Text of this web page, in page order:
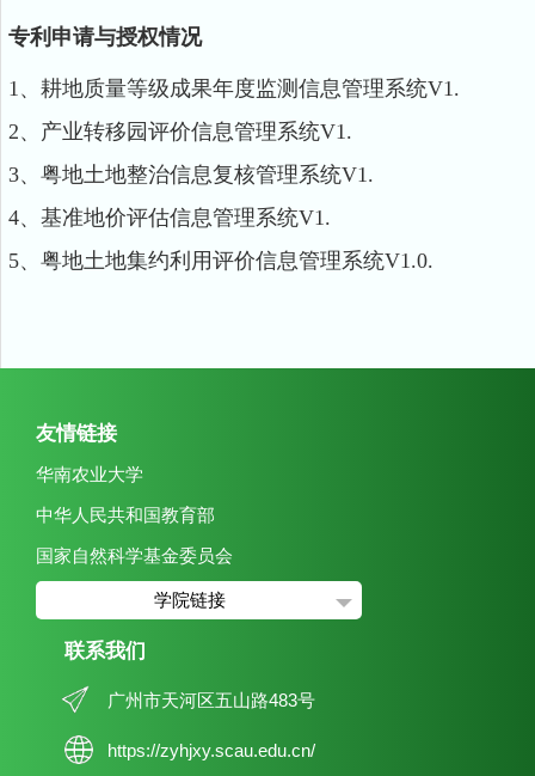
专利申请与授权情况
1、耕地质量等级成果年度监测信息管理系统V1.
2、产业转移园评价信息管理系统V1.
3、粤地土地整治信息复核管理系统V1.
4、基准地价评估信息管理系统V1.
5、粤地土地集约利用评价信息管理系统V1.0.
友情链接
华南农业大学
中华人民共和国教育部
国家自然科学基金委员会
学院链接
联系我们
广州市天河区五山路483号
https://zyhjxy.scau.edu.cn/